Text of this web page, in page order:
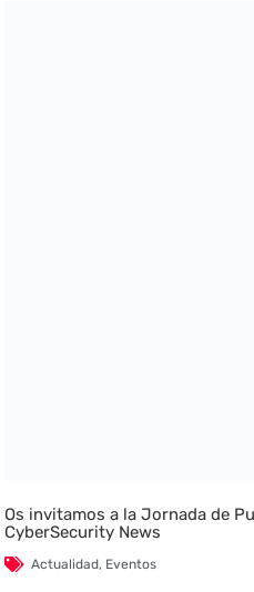
Os invitamos a la Jornada de
CyberSecurity News
Actualidad, Eventos